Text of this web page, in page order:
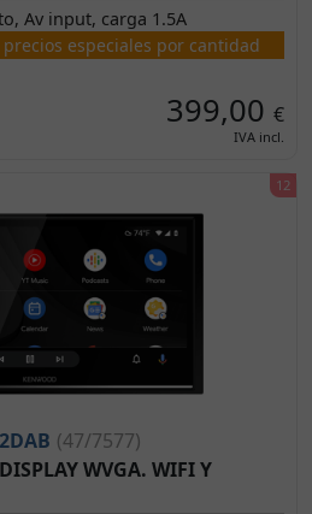
Av input, carga 1.5A
precios especiales por cantidad
399,00 €
IVA incl.
(47/7577)
WVGA. WIFI Y